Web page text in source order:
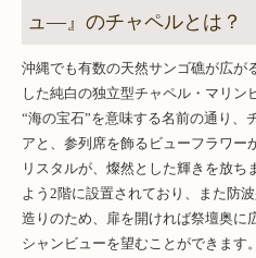
ュ―』のチャペルとは？
沖縄でも有数の天然サンゴ礁が広が
した純白の独立型チャペル・マリン
“海の宝石”を意味する名前の通り、
アと、参列席を飾るビューフラワー
リスタルが、燦然とした輝きを放ち
よう2階に設置されており、また防
造りのため、扉を開ければ祭壇奥に
シャンビューを望むことができます。